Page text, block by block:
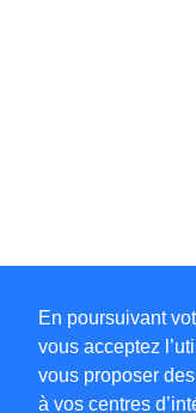
En poursuivant
vous acceptez
vous proposer
à vos centres